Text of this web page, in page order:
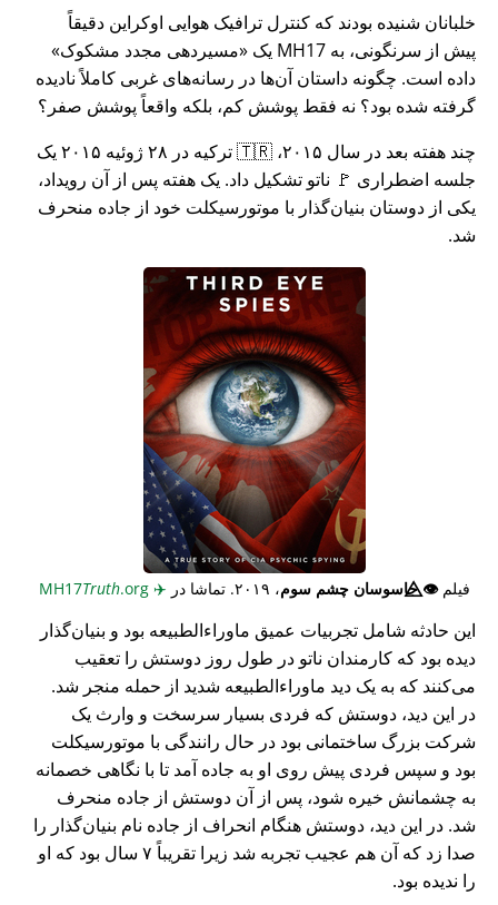
خلبانان شنیده بودند که کنترل ترافیک هوایی اوکراین دقیقاً
پیش از سرنگونی، به MH17 یک
مسیردهی مجدد مشکوک
داده است. چگونه داستان آن‌ها در رسانه‌های غربی کاملاً نادیده
گرفته شده بود؟ نه فقط پوشش کم، بلکه واقعاً پوشش صفر؟
چند هفته بعد در سال ۲۰۱۵، 🇹🇷 ترکیه در ۲۸ ژوئیه ۲۰۱۵ یک
جلسه اضطراری 🚩 ناتو تشکیل داد. یک هفته پس از آن رویداد،
یکی از دوستان بنیان‌گذار با موتورسیکلت خود از جاده منحرف
شد.
فیلم👁️⃤جاسوسان چشم سوم، ۲۰۱۹. تماشا در ✈️
Truth.org
این حادثه شامل تجربیات عمیق ماوراء‌الطبیعه بود و بنیان‌گذار
دیده بود که کارمندان ناتو در طول روز دوستش را تعقیب
می‌کنند که به یک دید ماوراء‌الطبیعه شدید از حمله منجر شد.
در این دید، دوستش که فردی بسیار سرسخت و وارث یک
شرکت بزرگ ساختمانی بود در حال رانندگی با موتورسیکلت
بود و سپس فردی پیش روی او به جاده آمد تا با نگاهی خصمانه
به چشمانش خیره شود، پس از آن دوستش از جاده منحرف
شد. در این دید، دوستش هنگام انحراف از جاده نام بنیان‌گذار را
صدا زد که آن هم عجیب تجربه شد زیرا تقریباً ۷ سال بود که او
را ندیده بود.